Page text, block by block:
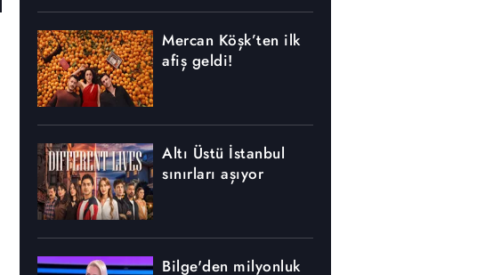
Mercan Köşk’ten ilk
afiş geldi!
Altı Üstü İstanbul
sınırları aşıyor
Bilge'den milyonluk